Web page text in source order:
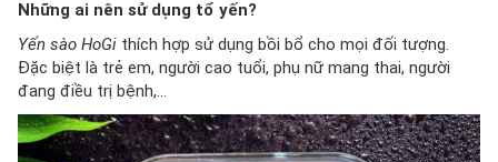
Những ai nên sử dụng tổ yến?
Yến sào HoGi thích hợp sử dụng bồi bổ cho mọi đối tượng.
Đặc biệt là trẻ em, người cao tuổi, phụ nữ mang thai, người
đang điều trị bệnh,…